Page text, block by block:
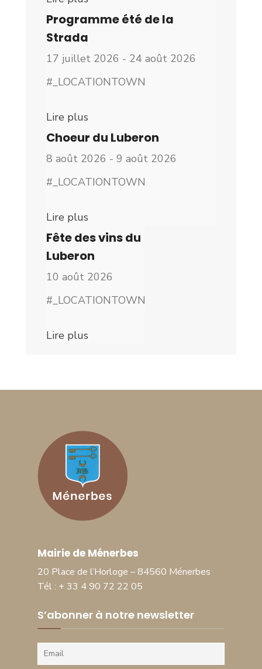
Programme été de la
Strada
17 juillet 2026 - 24 août 2026
#_LOCATIONTOWN
Lire plus
Choeur du Luberon
8 août 2026 - 9 août 2026
#_LOCATIONTOWN
Lire plus
Fête des vins du
Luberon
10 août 2026
#_LOCATIONTOWN
Lire plus
Mairie de Ménerbes
20 Place de l’Horloge – 84560 Ménerbes
Tél : + 33 4 90 72 22 05
S’abonner à notre newsletter